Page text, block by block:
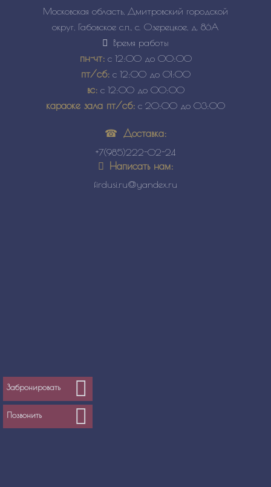
Московская область, Дмитровский городской
округ, Габовское с.п., с. Озерецкое, д. 86А
Время работы
пн-чт:с 12:00 до 00:00
пт/сб:с 12:00 до 01:00
вс:с 12:00 до 00:00
караоке зала пт/сб: с 20:00 до 03:00
Доставка:
+7(985)222-02-24
Написать нам:
firdusi.ru@yandex.ru
Забронировать
Позвонить